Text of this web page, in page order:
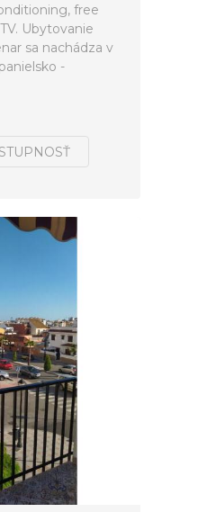
free
Ubytovanie
sa nachádza v
-